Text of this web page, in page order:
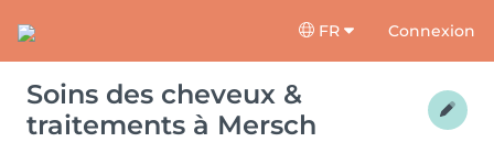
FR Connexion
Soins des cheveux &
traitements à Mersch